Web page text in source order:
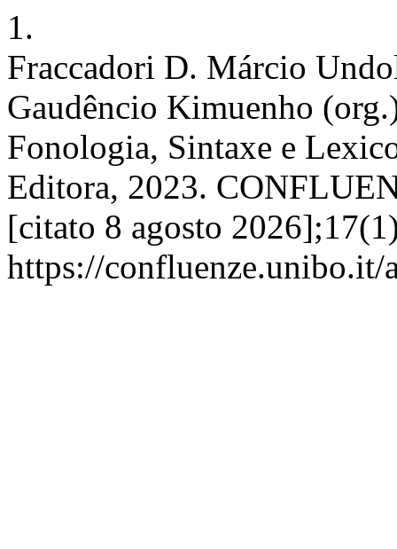
1.
Fraccadori D. Márcio
Gaudêncio Kimuenho
Fonologia, Sintaxe e
Editora, 2023.
[citato 8 agosto
https://